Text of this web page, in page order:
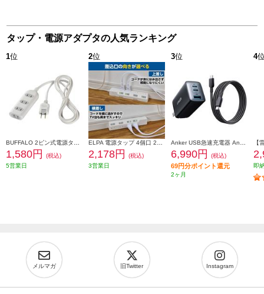
タップ・電源アダプタの人気ランキング
1位
1,580円
(税込)
5営業日
2位
2,178円
(税込)
3営業日
3位
6,990円 (税込)
69円分ポイント還元
2ヶ月
4
即
メルマガ 旧Twitter Instagram